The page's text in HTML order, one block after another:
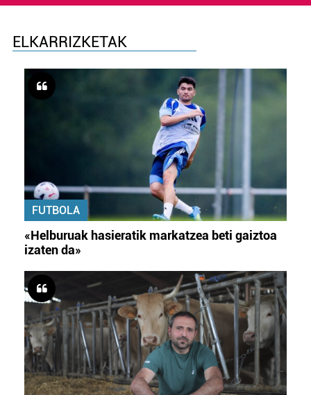
ELKARRIZKETAK
FUTBOLA
«Helburuak hasieratik markatzea beti gaiztoa
izaten da»